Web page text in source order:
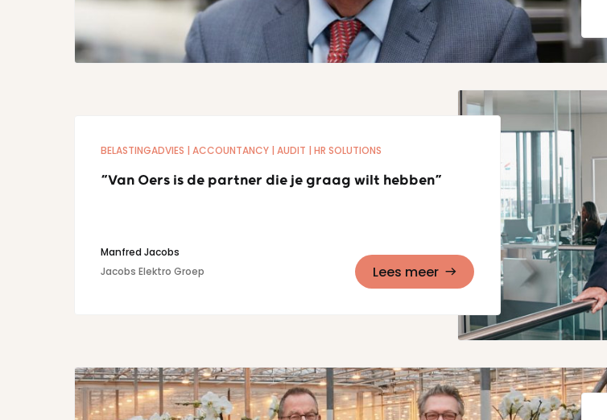
BELASTINGADVIES ACCOUNTANCY AUDIT HR SOLUTIONS
“Van Oers is de partner die je graag wilt hebben”
Manfred Jacobs
Jacobs Elektro Groep
Lees meer